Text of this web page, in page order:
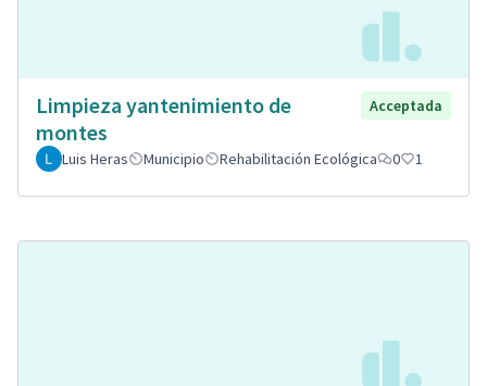
Limpieza yantenimiento de
montes
Acceptada
Luis Heras Municipio Rehabilitación Ecológica 0 1